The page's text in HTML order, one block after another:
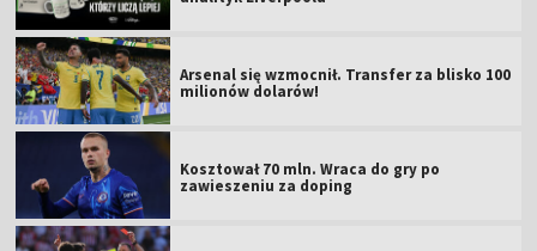
Arsenal się wzmocnił. Transfer za blisko 100
milionów dolarów!
Kosztował 70 mln. Wraca do gry po
zawieszeniu za doping